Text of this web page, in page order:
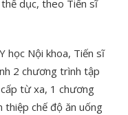
dục, theo Tiến sĩ
học Nội khoa, Tiến sĩ
2 chương trình tập
từ xa, 1 chương
thiệp chế độ ăn uống